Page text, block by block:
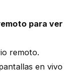
para ver
remoto.
en vivo